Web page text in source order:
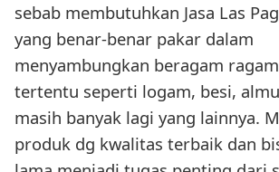
sebab membutuhkan Jasa Las
yang benar-benar pakar dalam
menyambungkan beragam
tertentu seperti logam, besi,
masih banyak lagi yang lainnya.
produk dg kwalitas terbaik dan